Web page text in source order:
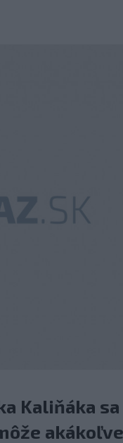
Kaliňáka sa